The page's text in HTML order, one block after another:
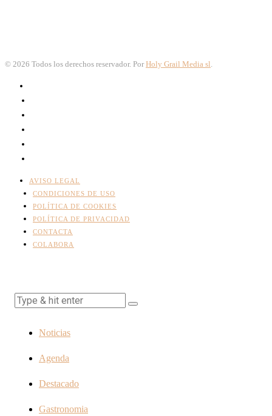
© 2026 Todos los derechos reservador. Por Holy Grail Media sl
AVISO LEGAL
CONDICIONES DE USO
POLÍTICA DE COOKIES
POLÍTICA DE PRIVACIDAD
CONTACTA
COLABORA
Noticias
Agenda
Destacado
Gastronomia